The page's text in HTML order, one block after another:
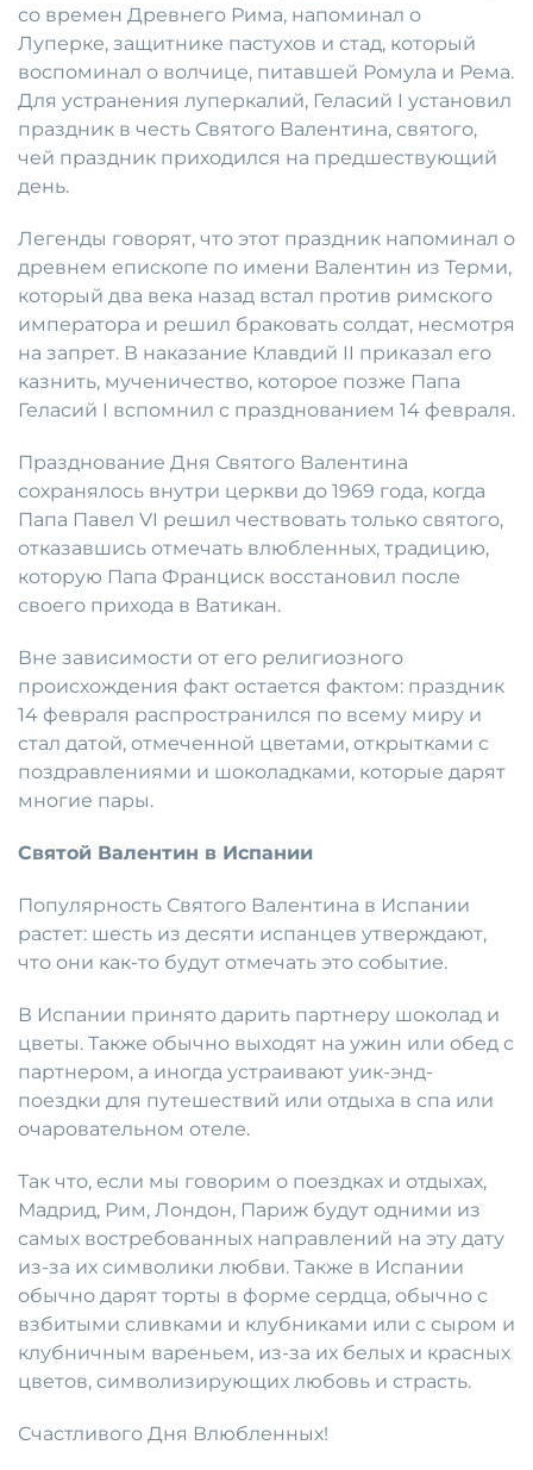
со времен Древнего Рима, напоминал о
Луперке, защитнике пастухов и стад, который
воспоминал о волчице, питавшей Ромула и Рема.
Для устранения луперкалий, Геласий I установил
праздник в честь Святого Валентина, святого,
чей праздник приходился на предшествующий
день.
Легенды говорят, что этот праздник напоминал о
древнем епископе по имени Валентин из Терми,
который два века назад встал против римского
императора и решил браковать солдат, несмотря
на запрет. В наказание Клавдий II приказал его
казнить, мученичество, которое позже Папа
Геласий I вспомнил с празднованием 14 февраля.
Празднование Дня Святого Валентина
сохранялось внутри церкви до 1969 года, когда
Папа Павел VI решил чествовать только святого,
отказавшись отмечать влюбленных, традицию,
которую Папа Франциск восстановил после
своего прихода в Ватикан.
Вне зависимости от его религиозного
происхождения факт остается фактом: праздник
14 февраля распространился по всему миру и
стал датой, отмеченной цветами, открытками с
поздравлениями и шоколадками, которые дарят
многие пары.
Святой Валентин в Испании
Популярность Святого Валентина в Испании
растет: шесть из десяти испанцев утверждают,
что они как-то будут отмечать это событие.
В Испании принято дарить партнеру шоколад и
цветы. Также обычно выходят на ужин или обед с
партнером, а иногда устраивают уик-энд-
поездки для путешествий или отдыха в спа или
очаровательном отеле.
Так что, если мы говорим о поездках и отдыхах,
Мадрид, Рим, Лондон, Париж будут одними из
самых востребованных направлений на эту дату
из-за их символики любви. Также в Испании
обычно дарят торты в форме сердца, обычно с
взбитыми сливками и клубниками или с сыром и
клубничным вареньем, из-за их белых и красных
цветов, символизирующих любовь и страсть.
Счастливого Дня Влюбленных!